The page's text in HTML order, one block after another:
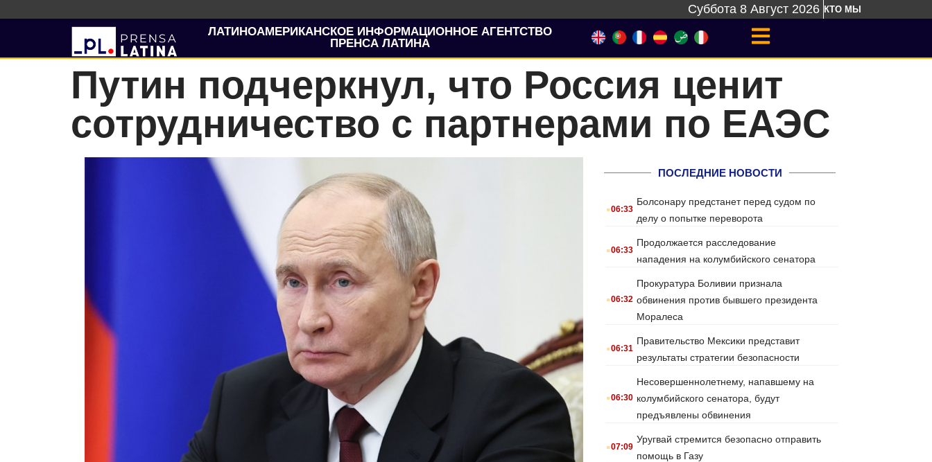
Суббота 8 Август 2026 КТО МЫ
ЛАТИНОАМЕРИКАНСКОЕ ИНФОРМАЦИОННОЕ АГЕНТСТВО
ПРЕНСА ЛАТИНА
Путин подчеркнул, что Россия ценит
сотрудничество с партнерами по ЕАЭС
ПОСЛЕДНИЕ НОВОСТИ
.06:33
Болсонару предстанет перед судом по
делу о попытке переворота
.06:33
Продолжается расследование
нападения на колумбийского сенатора
.06:32
Прокуратура Боливии признала
обвинения против бывшего президента
Моралеса
.06:31
Правительство Мексики представит
результаты стратегии безопасности
.06:30
Несовершеннолетнему, напавшему на
колумбийского сенатора, будут
предъявлены обвинения
.07:09
Уругвай стремится безопасно отправить
помощь в Газу